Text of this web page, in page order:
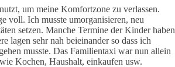
um meine Komfortzone zu verlassen.
voll. Ich musste umorganisieren, neu
setzen. Manche Termine der Kinder haben
lagen sehr nah beieinander so dass ich
musste. Das Familientaxi war nun allein
Kochen, Haushalt, einkaufen usw.